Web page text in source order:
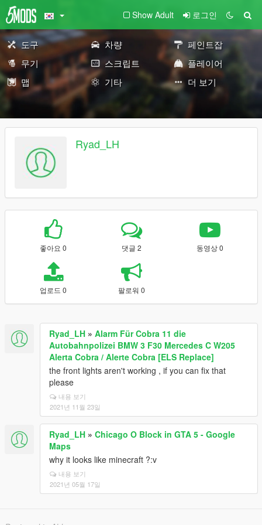
Show Adult 로그인
도구 차량
페인트잡
무기
스크립트
플레이어
맵
기타 더 보기
Ryad_LH
좋아요 0 댓글 2 동영상 0
업로드 0 팔로워 0
Ryad_LH » Alarm Für Cobra 11 die
Autobahnpolizei BMW 3 F30 Mercedes C W205
Alerta Cobra / Alerte Cobra [ELS Replace]
the front lights aren't working , if you can fix that
please
내용 보기
2021년 11월 23일
Ryad_LH » Chicago O Block in GTA 5 - Google
Maps
why it looks like minecraft ?:v
내용 보기
2021년 05월 17일